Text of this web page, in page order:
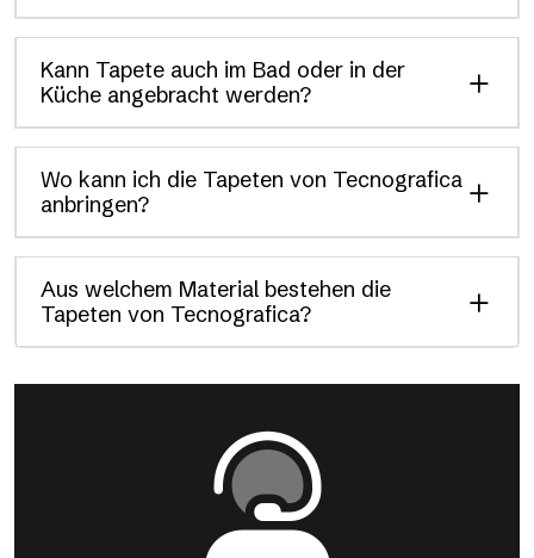
Kann Tapete auch im Bad oder in der
Küche angebracht werden?
Wo kann ich die Tapeten von Tecnografica
anbringen?
Aus welchem Material bestehen die
Tapeten von Tecnografica?